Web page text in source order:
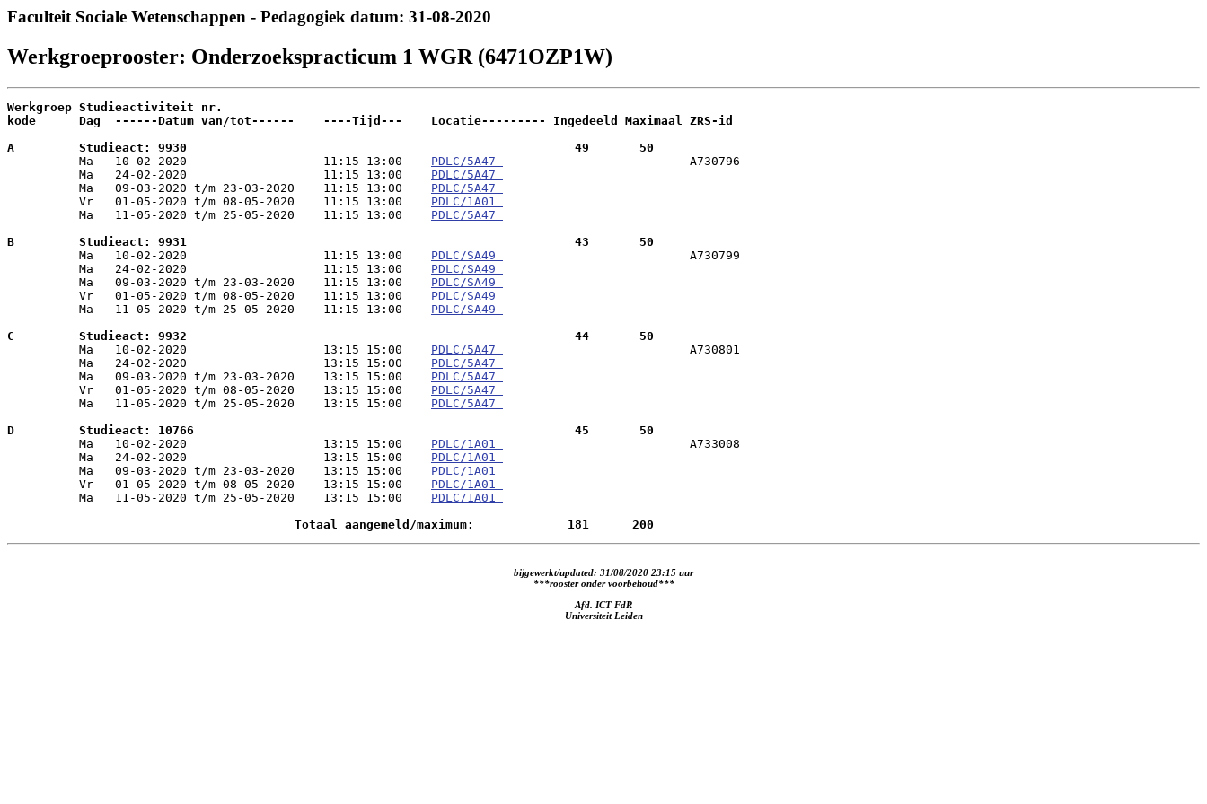
Faculteit Sociale Wetenschappen - Pedagogiek datum: 31-08-2020
Werkgroeprooster: Onderzoekspracticum 1 WGR (6471OZP1W)
Werkgroep Studieactiviteit nr.
kode      Dag  ------Datum van/tot------    ----Tijd---    Locatie--------- Ingedeeld Maximaal ZRS-id
A         Studieact: 9930                                                      49       50
Ma   10-02-2020                   11:15 13:00 PDLC/5A47
                          A730796
          Ma   24-02-2020                   11:15 13:00
PDLC/5A47
          Ma   09-03-2020 t/m 23-03-2020    11:15 13:00
PDLC/5A47
          Vr   01-05-2020 t/m 08-05-2020    11:15 13:00
PDLC/1A01
          Ma   11-05-2020 t/m 25-05-2020    11:15 13:00
PDLC/5A47
B         Studieact: 9931                                                      43       50
Ma   10-02-2020                   11:15 13:00 PDLC/SA49
                          A730799
          Ma   24-02-2020                   11:15 13:00
PDLC/SA49
          Ma   09-03-2020 t/m 23-03-2020    11:15 13:00
PDLC/SA49
          Vr   01-05-2020 t/m 08-05-2020    11:15 13:00
PDLC/SA49
          Ma   11-05-2020 t/m 25-05-2020    11:15 13:00
PDLC/SA49
C         Studieact: 9932                                                      44       50
Ma   10-02-2020                   13:15 15:00 PDLC/5A47
                          A730801
          Ma   24-02-2020                   13:15 15:00
PDLC/5A47
          Ma   09-03-2020 t/m 23-03-2020    13:15 15:00
PDLC/5A47
          Vr   01-05-2020 t/m 08-05-2020    13:15 15:00
PDLC/5A47
          Ma   11-05-2020 t/m 25-05-2020    13:15 15:00
PDLC/5A47
D         Studieact: 10766                                                     45       50
Ma   10-02-2020                   13:15 15:00 PDLC/1A01
                          A733008
          Ma   24-02-2020                   13:15 15:00
PDLC/1A01
          Ma   09-03-2020 t/m 23-03-2020    13:15 15:00
PDLC/1A01
          Vr   01-05-2020 t/m 08-05-2020    13:15 15:00
PDLC/1A01
          Ma   11-05-2020 t/m 25-05-2020    13:15 15:00
PDLC/1A01
Totaal aangemeld/maximum:             181      200
bijgewerkt/updated: 31/08/2020 23:15 uur
***rooster onder voorbehoud***
Afd. ICT FdR
Universiteit Leiden